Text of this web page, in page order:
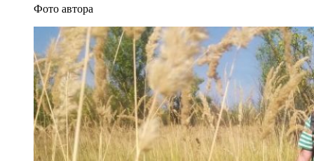
Фото автора